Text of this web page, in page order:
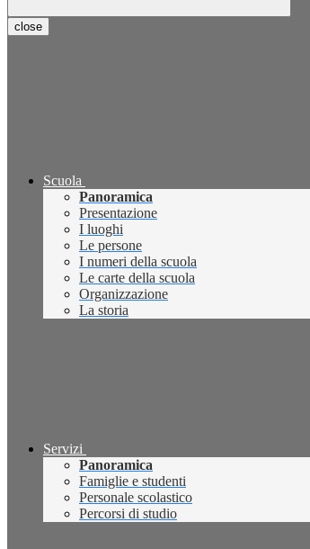
close
Scuola
Panoramica
Presentazione
I luoghi
Le persone
I numeri della scuola
Le carte della scuola
Organizzazione
La storia
Servizi
Panoramica
Famiglie e studenti
Personale scolastico
Percorsi di studio